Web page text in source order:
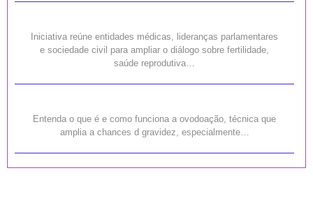
Iniciativa reúne entidades médicas, lideranças parlamentares
e sociedade civil para ampliar o diálogo sobre fertilidade,
saúde reprodutiva…
Entenda o que é e como funciona a ovodoação, técnica que
amplia a chances d gravidez, especialmente…